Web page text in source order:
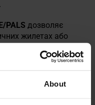
About
PALS дозволяє
жилетах або